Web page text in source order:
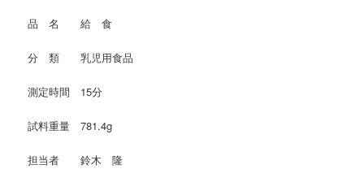
品 名 給 食
分 類 乳児用食品
測定時間 15分
試料重量 781.4g
担当者 鈴木 隆